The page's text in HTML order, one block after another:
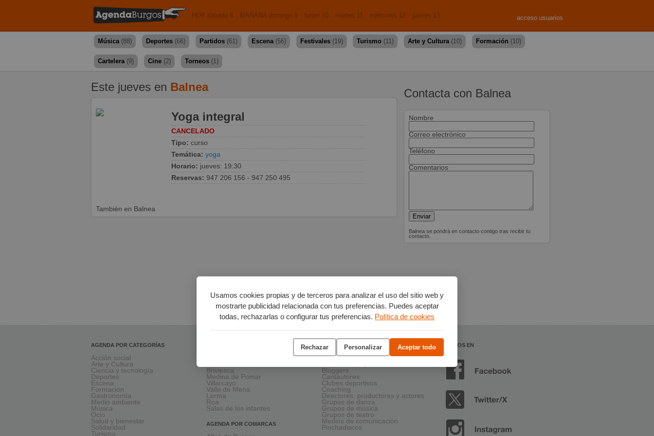
Usamos cookies propias y de terceros para analizar el uso del sitio web y
mostrarte publicidad relacionada con tus preferencias. Puedes aceptar
todas, rechazarlas o configurar tus preferencias. Política de cookies
Rechazar Personalizar Aceptar todo
acceso usuarios
HOY sábado 8 MAÑANA domingo 9 lunes 10 martes 11 miércoles 12 jueves 13
Música (88) Deportes (66) Partidos (61) Escena (56) Festivales (19) Turismo (11) Arte y Cultura (10) Formación (10)
Cartelera (9) Cine (2) Torneos (1)
Este jueves en Balnea
Yoga integral
CANCELADO
Tipo: curso
Temática: yoga
Horario: jueves: 19:30
Reservas: 947 206 156 - 947 250 495
También en Balnea
Contacta con Balnea
Nombre
Correo electrónico
Teléfono
Comentarios
Balnea se pondrá en contacto contigo tras recibir tu
contacto.
AGENDA POR CATEGORÍAS
Acción social
Arte y Cultura
Ciencia y tecnología
Deportes
Escena
Formación
Gastronomía
Medio ambiente
Música
Ocio
Salud y bienestar
Solidaridad
Turismo
Briviesca
Medina de Pomar
Villarcayo
Valle de Mena
Lerma
Roa
Salas de los infantes
AGENDA POR COMARCAS
ESCENA LOCAL
Artistas plásticos
Bloggers
Cantautores
Clubes deportivos
Coaching
Directores, productores y actores
Grupos de danza
Grupos de música
Grupos de teatro
Medios de comunicación
Pinchadiscos
SÍGUENOS EN